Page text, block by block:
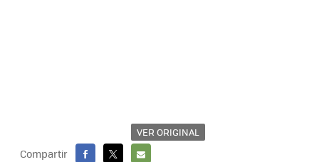
VER ORIGINAL
Compartir